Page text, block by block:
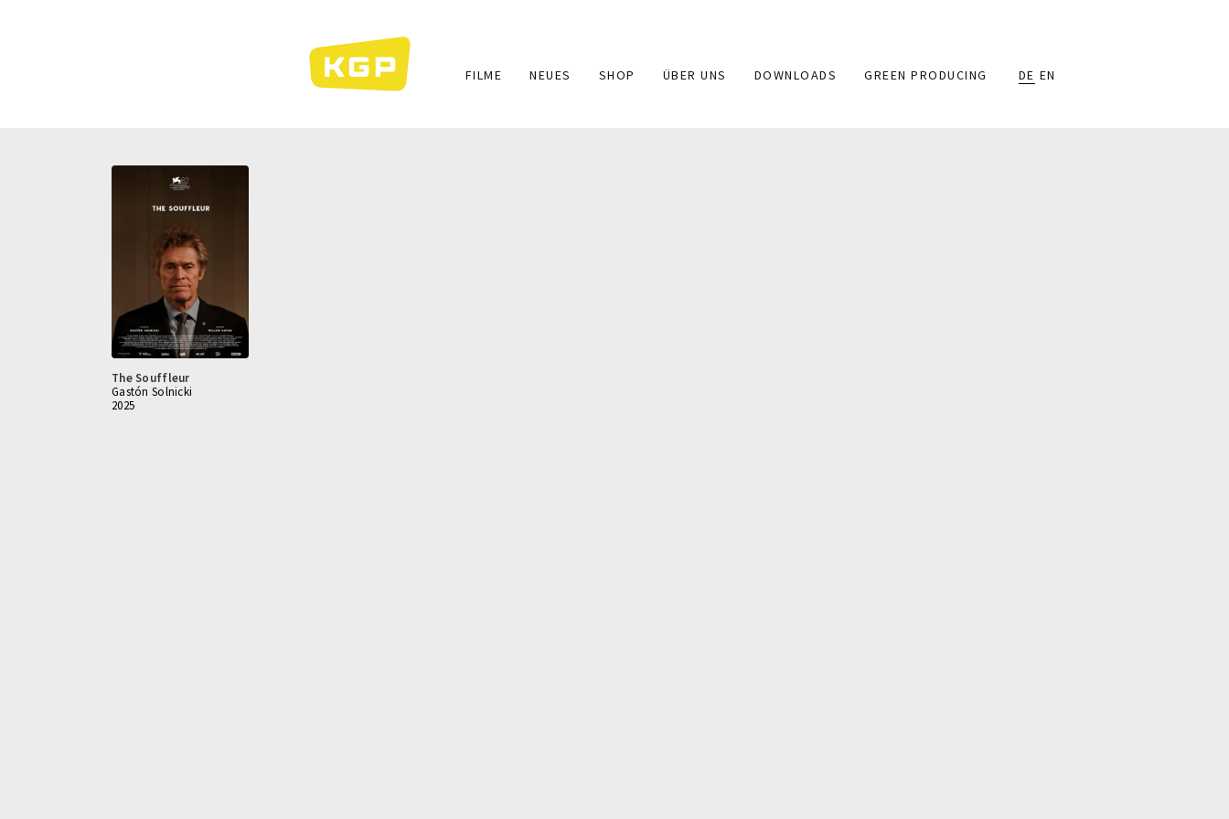
Main
FILME NEUES SHOP ÜBER UNS DOWNLOADS GREEN PRODUCING DE EN
The Souffleur
Gastón Solnicki
2025